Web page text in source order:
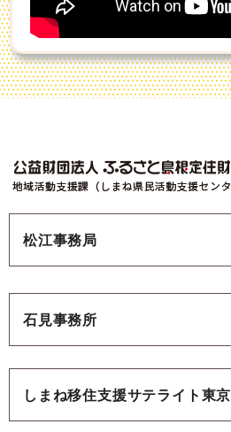
松江事務局
石見事務所
しまね移住支援サテライト東京